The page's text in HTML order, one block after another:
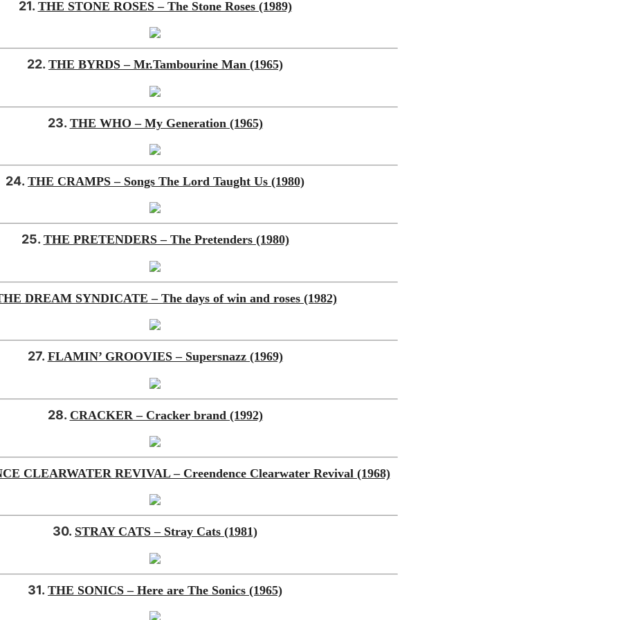
21. THE STONE ROSES – The Stone Roses (1989)
22. THE BYRDS – Mr.Tambourine Man (1965)
23. THE WHO – My Generation (1965)
24. THE CRAMPS – Songs The Lord Taught Us (1980)
25. THE PRETENDERS – The Pretenders (1980)
DREAM SYNDICATE – The days of win and roses (1982)
27. FLAMIN’ GROOVIES – Supersnazz (1969)
28. CRACKER – Cracker brand (1992)
CLEARWATER REVIVAL – Creendence Clearwater Revival (1968)
30. STRAY CATS – Stray Cats (1981)
31. THE SONICS – Here are The Sonics (1965)